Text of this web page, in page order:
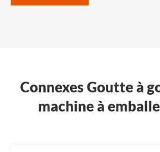
Connexes Goutte à
machine à